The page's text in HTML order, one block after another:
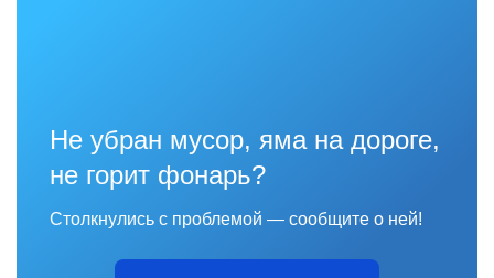
Не убран мусор, яма на дороге,
не горит фонарь?
Столкнулись с проблемой — сообщите о ней!